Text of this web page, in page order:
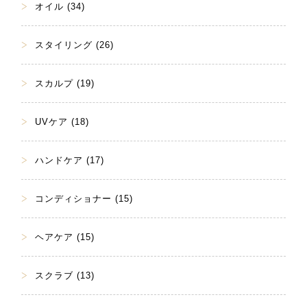
オイル (34)
スタイリング (26)
スカルプ (19)
UVケア (18)
ハンドケア (17)
コンディショナー (15)
ヘアケア (15)
スクラブ (13)